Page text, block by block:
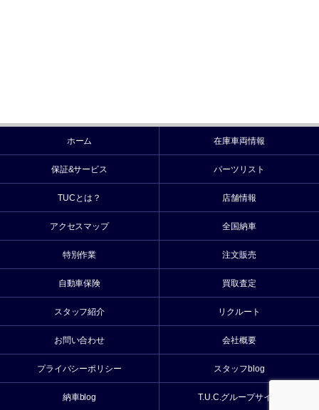
ホーム 在庫車両情報
保証&サービス パーツリスト
TUCとは？ 店舗情報
アクセスマップ 全国納車
特別作業 注文販売
自動車保険 買取査定
スタッフ紹介 リクルート
お問い合わせ 会社概要
プライバシーポリシー スタッフblog
納車blog T.U.C.グループサイト